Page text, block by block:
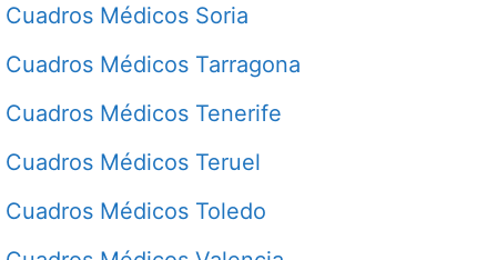
Cuadros Médicos Soria
Cuadros Médicos Tarragona
Cuadros Médicos Tenerife
Cuadros Médicos Teruel
Cuadros Médicos Toledo